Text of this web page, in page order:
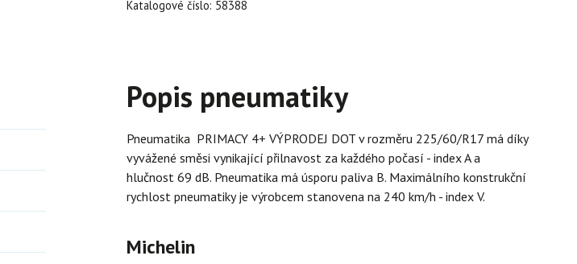
Katalogové číslo: 58388
Popis pneumatiky
Pneumatika PRIMACY 4+ VÝPRODEJ DOT v rozměru 225/60/R17 má díky
vyvážené směsi vynikající přilnavost za každého počasí - index A a
hlučnost 69 dB. Pneumatika má úsporu paliva B. Maximálního konstrukční
rychlost pneumatiky je výrobcem stanovena na 240 km/h - index V.
Michelin